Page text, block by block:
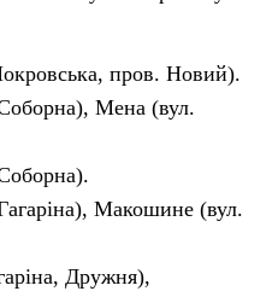
пров. Новий).
Мена (вул.
Макошине (вул.
Дружня),